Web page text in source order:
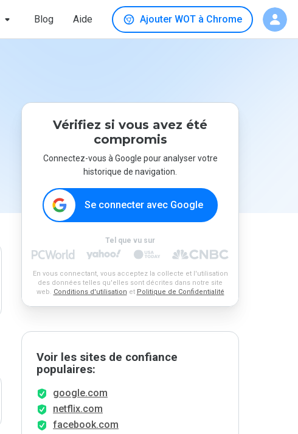
Blog Aide Ajouter WOT à Chrome
Vérifiez si vous avez été
compromis
Connectez-vous à Google pour analyser votre
historique de navigation.
Se connecter avec Google
Tel que vu sur
En vous connectant, vous acceptez la collecte et l'utilisation
des données telles qu'elles sont décrites dans notre site
web. Conditions d'utilisation et Politique de Confidentialité
Voir les sites de confiance
populaires:
google.com
netflix.com
facebook.com